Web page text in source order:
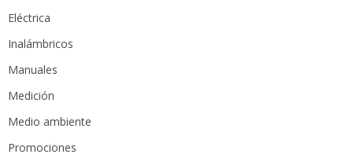
Eléctrica
Inalámbricos
Manuales
Medición
Medio ambiente
Promociones